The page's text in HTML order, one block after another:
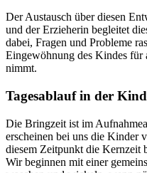
Der Austausch über diesen
und der Erzieherin begleitet
dabei, Fragen und Probleme
Eingewöhnung des Kindes für
nimmt.
Tagesablauf in der
Die Bringzeit ist im
erscheinen bei uns die Kinder
diesem Zeitpunkt die Kernzeit
Wir beginnen mit einer